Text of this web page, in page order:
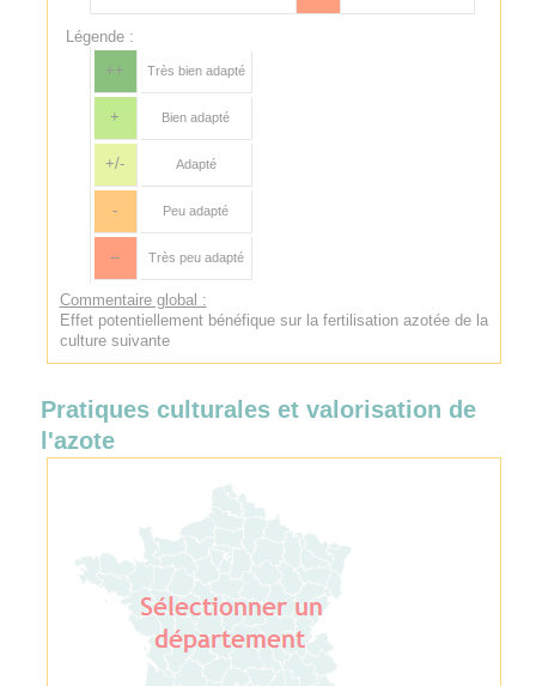
Légende :
++
Très bien adapté
+ Bien adapté
+/- Adapté
- Peu adapté
-- Très peu adapté
Commentaire global :
Effet potentiellement bénéfique sur la fertilisation azotée de la
culture suivante
Pratiques culturales et valorisation de
l'azote